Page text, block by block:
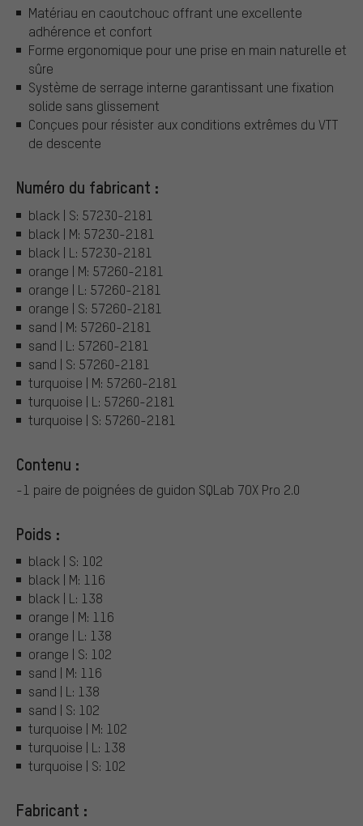
Matériau en caoutchouc offrant une excellente
adhérence et confort
Forme ergonomique pour une prise en main naturelle et
sûre
Système de serrage interne garantissant une fixation
solide sans glissement
Conçues pour résister aux conditions extrêmes du VTT
de descente
Numéro du fabricant :
black | S: 57230-2181
black | M: 57230-2181
black | L: 57230-2181
orange | M: 57260-2181
orange | L: 57260-2181
orange | S: 57260-2181
sand | M: 57260-2181
sand | L: 57260-2181
sand | S: 57260-2181
turquoise | M: 57260-2181
turquoise | L: 57260-2181
turquoise | S: 57260-2181
Contenu :
-1 paire de poignées de guidon SQLab 7OX Pro 2.0
Poids :
black | S: 102
black | M: 116
black | L: 138
orange | M: 116
orange | L: 138
orange | S: 102
sand | M: 116
sand | L: 138
sand | S: 102
turquoise | M: 102
turquoise | L: 138
turquoise | S: 102
Fabricant :